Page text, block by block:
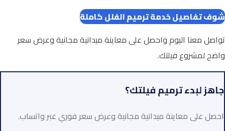
شوف تفاصيل خدمة ترميم الفلل كاملة
تواصل معنا اليوم واحصل على معاينة ميدانية مجانية وعرض سعر
واضح لمشروع فيلتك.
جاهز لبدء ترميم فيلتك؟
احصل على معاينة ميدانية مجانية وعرض سعر فوري عبر واتساب.